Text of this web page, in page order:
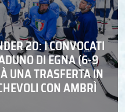
20: I CONVOCATI
DI EGNA (6-9
UNA TRASFERTA IN
CON AMBRÌ